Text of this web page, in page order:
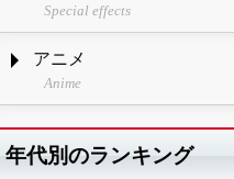
Special effects
アニメ
Anime
年代別のランキング